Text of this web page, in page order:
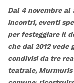
Dal 4 novembre al
incontri, eventi
per festeggiare il
che dal 2012 vede
condivisi da tre
teatrale, Murmuris